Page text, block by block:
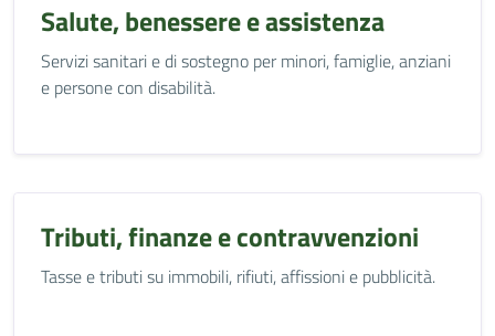
Salute, benessere e assistenza
Servizi sanitari e di sostegno per minori, famiglie, anziani
e persone con disabilità.
Tributi, finanze e contravvenzioni
Tasse e tributi su immobili, rifiuti, affissioni e pubblicità.